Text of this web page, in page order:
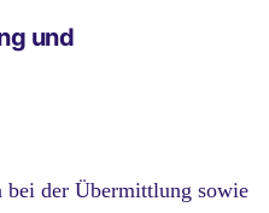
und
bei der Übermittlung sowie